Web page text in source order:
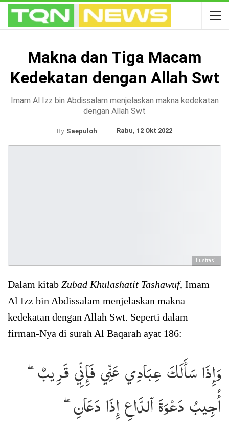
Makna dan Tiga Macam
Kedekatan dengan Allah Swt
Imam Al Izz bin Abdissalam menjelaskan makna kedekatan
dengan Allah Swt
By Saepuloh Rabu, 12 Okt 2022
Ilustrasi.
Dalam kitab Zubad Khulashatit Tashawuf, Imam
Al Izz bin Abdissalam menjelaskan makna
kedekatan dengan Allah Swt. Seperti dalam
firman-Nya di surah Al Baqarah ayat 186:
وَإِذَا سَأَلَكَ عِبَادِي عَنِّي فَإِنِّي قَرِيبٌۖ
أُجِيبُ دَعۡوَةَ ٱلدَّاعِ إِذَا دَعَانِۖ